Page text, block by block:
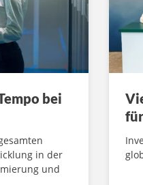
bei
in der
und